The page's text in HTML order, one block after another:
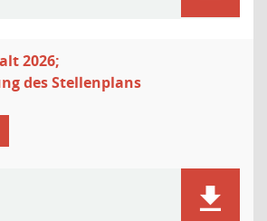
2026;
des Stellenplans